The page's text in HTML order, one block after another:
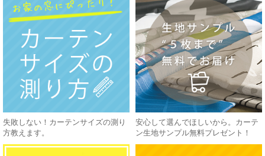
失敗しない！カーテンサイズの測り
方教えます。
安心して選んでほしいから。カーテ
ン生地サンプル無料プレゼント！